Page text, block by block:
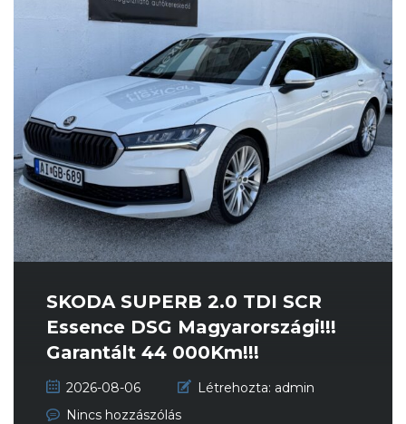
SKODA SUPERB 2.0 TDI SCR
Essence DSG Magyarországi!!!
Garantált 44 000Km!!!
Vezetett...
2026-08-06 Létrehozta: admin
Nincs hozzászólás